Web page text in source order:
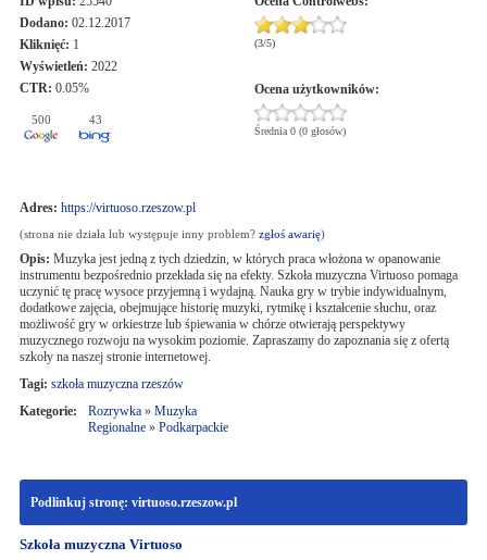
Dodano: 02.12.2017
Kliknięć: 1
Wyświetleń: 2022
CTR: 0.05%
500 43
(3/5)
Ocena użytkowników:
Średnia 0 (0 głosów)
Adres: https://virtuoso.rzeszow.pl
(strona nie działa lub występuje inny problem? zgłoś awarię)
Opis: Muzyka jest jedną z tych dziedzin, w których praca włożona w opanowanie
instrumentu bezpośrednio przekłada się na efekty. Szkoła muzyczna Virtuoso pomaga
uczynić tę pracę wysoce przyjemną i wydajną. Nauka gry w trybie indywidualnym,
dodatkowe zajęcia, obejmujące historię muzyki, rytmikę i kształcenie słuchu, oraz
możliwość gry w orkiestrze lub śpiewania w chórze otwierają perspektywy
muzycznego rozwoju na wysokim poziomie. Zapraszamy do zapoznania się z ofertą
szkoły na naszej stronie internetowej.
Tagi: szkoła muzyczna rzeszów
Kategorie:
Rozrywka» Muzyka
Regionalne» Podkarpackie
Podlinkuj stronę: virtuoso.rzeszow.pl
Szkoła muzyczna Virtuoso